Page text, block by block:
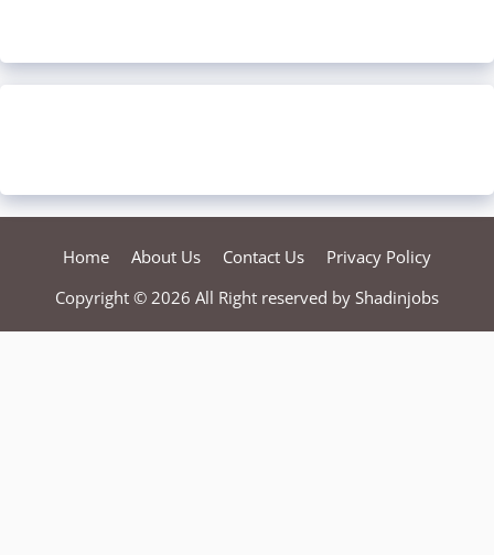
Home About Us Contact Us
Privacy Policy
Copyright © 2026 All Right reserved by Shadinjobs